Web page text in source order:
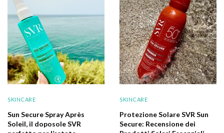
SKINCARE
Sun Secure Spray Après
Soleil, il doposole SVR
SKINCARE
Protezione Solare SVR Sun
Secure: Recensione dei